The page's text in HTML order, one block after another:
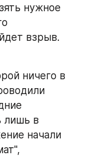
нужное
взрыв.
ничего в
лишь в
начали